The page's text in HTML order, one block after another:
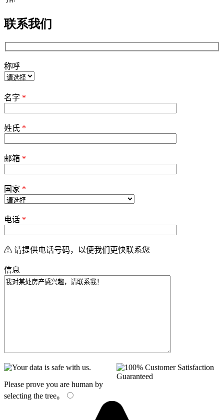
联系我们
称呼
leave
this
field
empty.
名字 *
姓氏 *
邮箱 *
国家 *
电话 *
⚠ 请提供电话号码，以便我们更快联系您
信息
Please prove you are human by
selecting the tree。